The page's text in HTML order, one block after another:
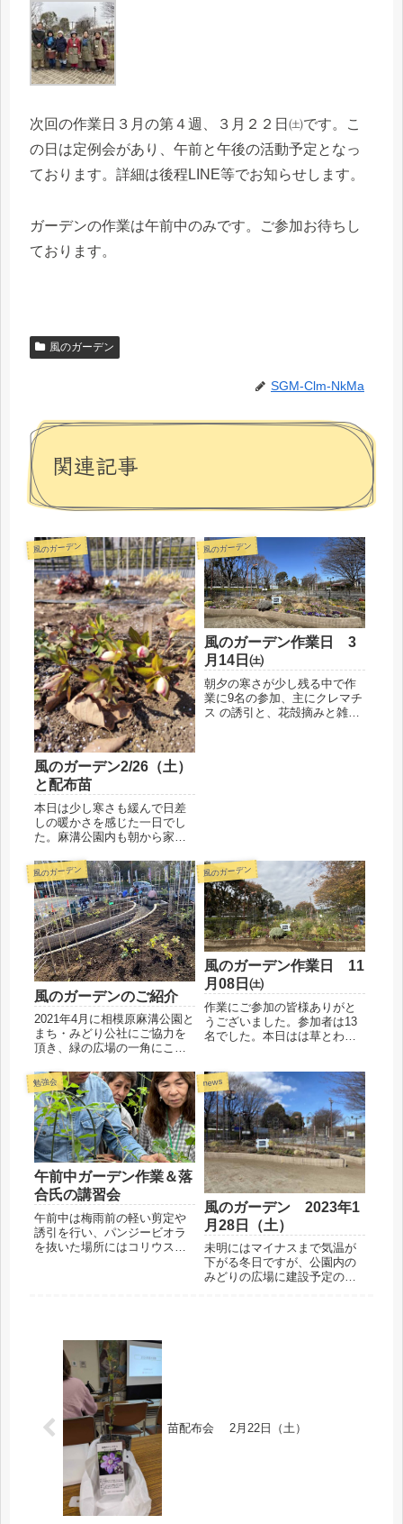
次回の作業日３月の第４週、３月２２日㈯です。こ
の日は定例会があり、午前と午後の活動予定となっ
ております。詳細は後程LINE等でお知らせします。
ガーデンの作業は午前中のみです。ご参加お待ちし
ております。
風のガーデン
SGM-Clm-NkMa
関連記事
風のガーデン
風のガーデン2/26（土）
と配布苗
本日は少し寒さも緩んで日差
しの暖かさを感じた一日でし
た。麻溝公園内も朝から家族
日は配布苗と資材販売を事務
所一階で行ったので作業が出
来る人だけで風のガーデンに
行き草取りを中心に行いまし
た。矢車草、オルレアは朝夕
の寒さ...
風のガーデン
風のガーデン作業日 3
月14日㈯
朝夕の寒さが少し残る中で作
業に9名の参加、主にクレマチ
ス の誘引と、花殻摘みと雑草
風のガーデン
風のガーデンのご紹介
2021年4月に相模原麻溝公園と
まち・みどり公社にご協力を
頂き、緑の広場の一角にこの
ガーデン」が誕生しました。
相模原クレマチスの会ではこ
の”風のガーデン”の四季を追い
ながら長期的な育成、栽培、
管理を行っています。風...
風のガーデン
風のガーデン作業日 11
月08日㈯
作業にご参加の皆様ありがと
うございました。参加者は13
名でした。本日はは草とわか
やトレニアも抜き、苗と球根
を植え付けました。会員が育
成して提供して頂いたたくさ
んのパンジーとビオラと宿根
草、...
勉強会
午前中ガーデン作業＆落
合氏の講習会
午前中は梅雨前の軽い剪定や
誘引を行い、パンジービオラ
を抜いた場所にはコリウスを
クレ...
news
風のガーデン 2023年1
月28日（土）
未明にはマイナスまで気温が
下がる冬日ですが、公園内の
みどりの広場に建設予定の施
苗配布会 2月22日（土）